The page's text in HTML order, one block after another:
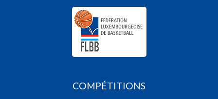
COMPÉTITIONS